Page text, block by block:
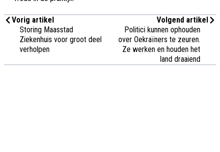
Vorig artikel
Storing Maasstad
Ziekenhuis voor groot deel
verholpen
Volgend artikel
Politici kunnen ophouden
over Oekraïners te zeuren.
Ze werken en houden het
land draaiend